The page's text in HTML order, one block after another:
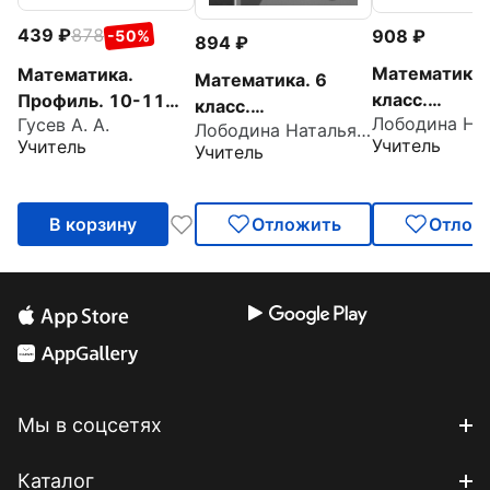
439 878 -50%
Математика.
Профиль. 10-11
классы. Задания по
функциональной
Подготовка к ЕГЭ
Гусев А. А.
Учитель
В корзину
894
Математика. 6
класс.
Технологические
карты уроков по
Виленкина и др. 2
полугодие
Лободина Наталья Викторовна
Учитель
Отложить
908
класс.
карты
Виленкина и
полугодие
Учитель
Мы в соцсетях
Каталог